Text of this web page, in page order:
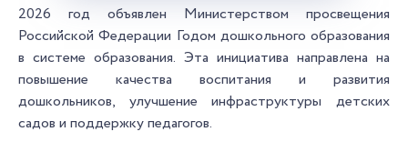
2026 год объявлен Министерством просвещения
Российской Федерации Годом дошкольного образования
в системе образования. Эта инициатива направлена на
повышение качества воспитания и развития
дошкольников, улучшение инфраструктуры детских
садов и поддержку педагогов.